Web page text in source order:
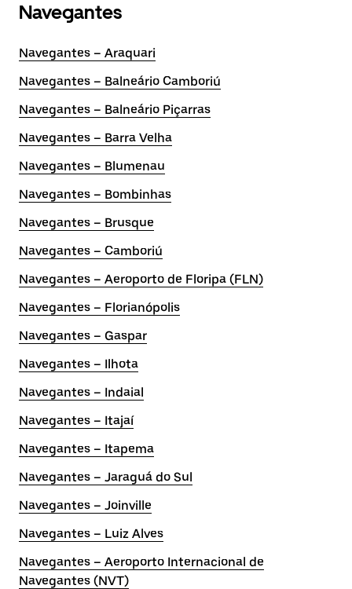
Navegantes
Navegantes – Araquari
Navegantes – Balneário Camboriú
Navegantes – Balneário Piçarras
Navegantes – Barra Velha
Navegantes – Blumenau
Navegantes – Bombinhas
Navegantes – Brusque
Navegantes – Camboriú
Navegantes – Aeroporto de Floripa (FLN)
Navegantes – Florianópolis
Navegantes – Gaspar
Navegantes – Ilhota
Navegantes – Indaial
Navegantes – Itajaí
Navegantes – Itapema
Navegantes – Jaraguá do Sul
Navegantes – Joinville
Navegantes – Luiz Alves
Navegantes – Aeroporto Internacional de
Navegantes (NVT)